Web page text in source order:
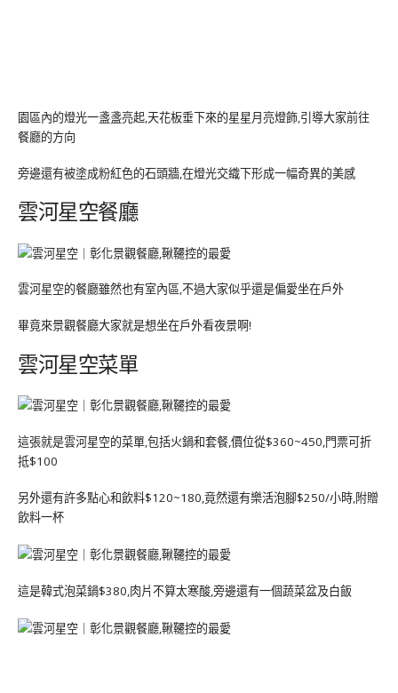
園區內的燈光一盞盞亮起,天花板垂下來的星星月亮燈飾,引導大家前往
餐廳的方向
旁邊還有被塗成粉紅色的石頭牆,在燈光交織下形成一幅奇異的美感
雲河星空餐廳
雲河星空的餐廳雖然也有室內區,不過大家似乎還是偏愛坐在戶外
畢竟來景觀餐廳大家就是想坐在戶外看夜景啊!
雲河星空菜單
這張就是雲河星空的菜單,包括火鍋和套餐,價位從$360~450,門票可折
抵$100
另外還有許多點心和飲料$120~180,竟然還有樂活泡腳$250/小時,附贈
飲料一杯
這是韓式泡菜鍋$380,肉片不算太寒酸,旁邊還有一個蔬菜盆及白飯